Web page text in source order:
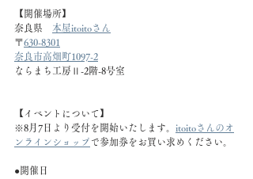
【開催場所】
奈良県 本屋itoitoさん
〒630-8301
奈良市高畑町1097-2
ならまち工房Ⅱ-2階-8号室
【イベントについて】
※8月7日より受付を開始いたします。 itoitoさんのオ
ンラインショップ で参加券をお買い求めください。
●開催日